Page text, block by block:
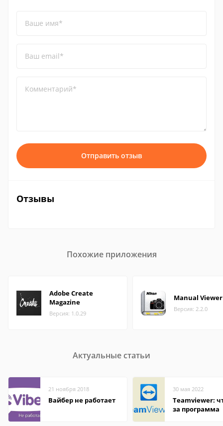
Ваше имя*
Ваш email*
Комментарий*
Отправить отзыв
Отзывы
Похожие приложения
Adobe Create
Magazine
Версия: 1.0.29
Manual Viewer
Версия: 2.2.0
Актуальные статьи
21 ноября 2018
Вайбер не работает
30 мая 2022
Teamviewer:
за программа